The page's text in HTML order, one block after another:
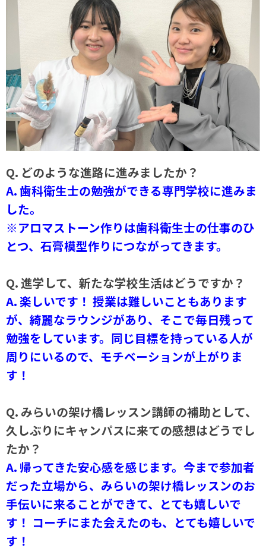
Q. どのような進路に進みましたか？
A. 歯科衛生士の勉強ができる専門学校に進みま
した。
※アロマストーン作りは歯科衛生士の仕事のひ
とつ、石膏模型作りにつながってきます。
Q. 進学して、新たな学校生活はどうですか？
A. 楽しいです！ 授業は難しいこともあります
が、綺麗なラウンジがあり、そこで毎日残って
勉強をしています。同じ目標を持っている人が
周りにいるので、モチベーションが上がりま
す！
Q. みらいの架け橋レッスン講師の補助として、
久しぶりにキャンパスに来ての感想はどうでし
たか？
A. 帰ってきた安心感を感じます。今まで参加者
だった立場から、みらいの架け橋レッスンのお
手伝いに来ることができて、とても嬉しいで
す！ コーチにまた会えたのも、とても嬉しいで
す！